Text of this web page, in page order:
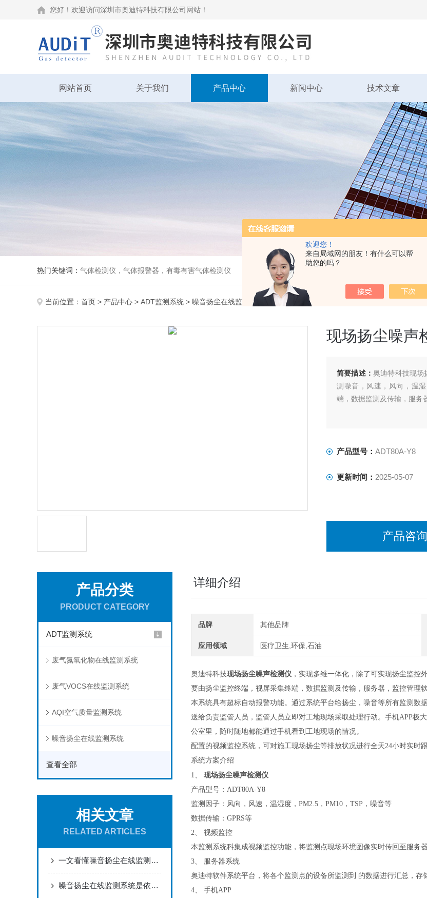
欢迎您！
来自局域网的朋友！有什么可以帮
助您的吗？
您好！欢迎访问深圳市奥迪特科技有限公司网站！
网站首页 关于我们 产品中心 新闻中心 技术文章
热门关键词： 气体检测仪，气体报警器，有毒有害气体检测仪
当前位置： 首页 > 产品中心 > ADT监测系统 > 噪音扬尘在线监测系统 > ADT80A-Y8现场扬尘噪声检测仪
现场扬尘噪声
简要描述： 奥迪特科技现场
测噪音，风速，风向，温
端，数据监测及传输，服务
产品型号： ADT80A-Y8
更新时间： 2025-05-07
产品咨询
产品分类
PRODUCT CATEGORY
ADT监测系统
废气氮氧化物在线监测系统
废气VOCS在线监测系统
AQI空气质量监测系统
噪音扬尘在线监测系统
查看全部
相关文章
RELATED ARTICLES
一文看懂噪音扬尘在线监测系统
噪音扬尘在线监测系统是依据什么原理工作的？
详细介绍
品牌 其他品牌
应用领域 医疗卫生,环保,石油
奥迪特科技现场扬尘噪声检测仪 ，实现多维一体化，除了可实现扬尘监控
要由扬尘监控终端，视屏采集终端，数据监测及传输，服务器，监控管理
本系统具有超标自动报警功能。通过系统平台给扬尘，噪音等所有监测
送给负责监管人员，监管人员立即对工地现场采取处理行动。手机APP
公室里，随时随地都能通过手机看到工地现场的情况。
配置的视频监控系统，可对施工现场扬尘等排放状况进行全天24小时实时跟
系统方案介绍
1、 现场扬尘噪声检测仪
产品型号：ADT80A-Y8
监测因子：风向，风速，温湿度，PM2.5，PM10，TSP，噪音等
数据传输：GPRS等
2、 视频监控
本监测系统科集成视频监控功能，将监测点现场环境图像实时传回至服务
3、 服务器系统
奥迪特软件系统平台，将各个监测点的设备所监测到 的数据进行汇总，存
4、 手机APP